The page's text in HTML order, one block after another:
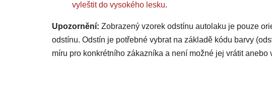
vyleštit do vysokého lesku.
Upozornění: Zobrazený vzorek odstínu autolaku je pouze
odstínu. Odstín je potřebné vybrat na základě kódu barvy
míru pro konkrétního zákazníka a není možné jej vrátit anebo